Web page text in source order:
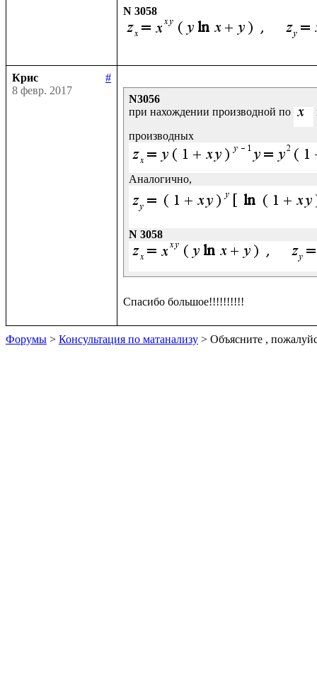
N 3058
Крис
#
8 февр. 2017
N3056
при нахождении производной по
N 3058
Форумы > Консультация по матанализу > Объясните ,